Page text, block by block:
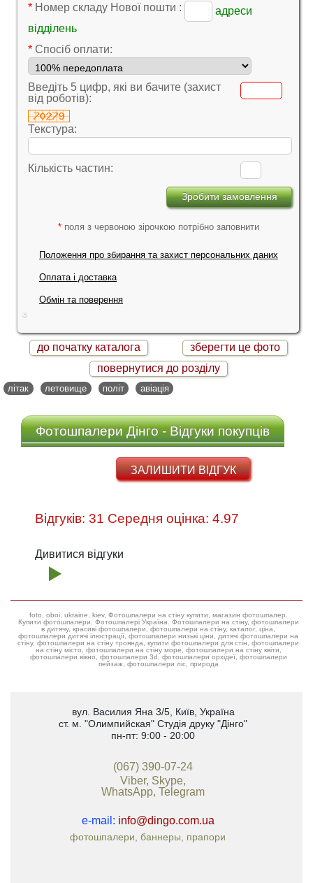
* Номер складу Нової пошти :
адреси
відділень
* Cпосіб оплати:
Введіть 5 цифр, які ви бачите (захист
від роботів):
Текстура:
Кількість частин:
* поля з червоною зірочкою потрібно заповнити
Положення про збирання та захист персональних даних
Оплата і доставка
Обмін та поверення
до початку каталога
зберегти це фото
повернутися до розділу
літак летовище політ авіація
Фотошпалери Дінго - Відгуки покупців
ЗАЛИШИТИ ВІДГУК
Відгуків: 31 Середня оцінка: 4.97
Дивитися відгуки
foto, oboi, ukraine, kiev, Фотошпалери на стіну купити, магазин фотошпалер.
Купити фотошпалери. Фотошпалері Україна. Фотошпалери на стіну, фотошпалери
в дитячу, красиві фотошпалери, фотошпалери на стіну, каталог, ціна,
фотошпалери дитячі ілюстрації, фотошпалери низькі ціни, дитячі фотошпалери на
стіну, фотошпалери на стіну троянда, купити фотошпалери для стін, фотошпалери
на стіну місто, фотошпалери на стіну море, фотошпалери на стіну квіти,
фотошпалери вікно, фотошпалери 3d, фотошпалери орхідеї, фотошпалери
пейзаж, фотошпалери ліс, природа
вул. Василия Яна 3/5, Київ, Україна
ст. м. "Олимпийская" Студія друку "Дінго"
пн-пт: 9:00 - 20:00
(067) 390-07-24
Viber, Skype,
WhatsApp, Telegram
e-mail: info@dingo.com.ua
фотошпалери, баннеры, прапори